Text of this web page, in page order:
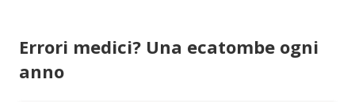
Errori medici? Una ecatombe ogni
anno